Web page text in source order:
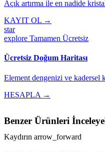
Açık artırma ile en nadide
KAYIT OL →
star
explore Tamamen Ücretsiz
Ücretsiz Doğum Haritası
Element dengenizi ve kadersel
HESAPLA →
Benzer Ürünleri
Kaydırın arrow_forward